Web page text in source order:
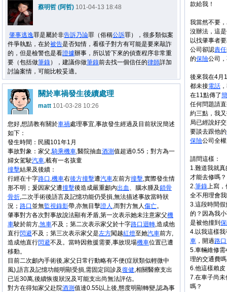
款給我！
我當然不要
沒辦法，這
以找肇事者
公司卻認責任
的保險公司
後來我在4月
都未接電話
在11點傳了
任何問題請
約三點，我
局已經說好
要談去跟他的
保險公司全
請問這樣：
1.難道我就
才能去修嗎？
2.筆錄上寫，
全不用理會
3.這段時間
的？因為我
是被他撞到
4.以我這樣我
車 ，開過路口
5.車輛維修
理的交通費
6.他這樣賴
7.在車子尚
嗎？
蔡明哲 (阿哲) 101-04-13 18:48
肇事逃逸罪是屬於非告訴乃論罪（俗稱公訴罪），很多類似案
件爭執點，在於被告是否知情，看樣子對方有可能是要來敲詐
的，但是檢警也是看證據辦事，所以皆下來的偵查程序非常重
要（包括做筆錄），建議你做筆錄前去找一個信任的律師詳加
討論案情，可能比較妥適。
關於車禍發生後續處理
matt 101-03-28 10:26
您好,想請教有關於車禍處理事宜,事故發生經過及目前狀況簡述
如下：
發生時間：民國101年1月
事故對象：家父,騎乘機車,醫院抽血酒測值超過0.55；對方為一
婦女駕駛汽車,載有一名孩童
撞擊結果及後續：
行經在十字路口 ,機車右後方撞擊遭汽車左前方撞擊,實際發生情
形不明；爰因家父遭撞擊後造成嚴重顱內出血 、腦水腫及鎖骨
骨折,二次手術後語言及記憶功能仍受損,無法描述事故當時狀
況； 路口並無監視錄影帶,亦無目擊證人 ,而對方無人傷亡。
肇事對方各次對事故說法顯有矛盾,第一次表示她未注意家父機
車駛於前方,煞車不及；第二次表示家父於十字路口迴轉,造成他
直行閃避不及；第三次表示家父是左方闖越紅燈至她汽車前方,
造成他直行閃避不及。當時因救援需要,事故現場機車位置已遭
移動。
目前二次顱內手術後,家父日常行動略有不便(症狀類似輕微中
風),語言及記憶功能明顯受損,需固定回診及復健,相關醫療支出
已近30萬,後續恢復狀況及可能支出尚無法評估。
對方在得知家父赴院酒測值達0.55以上後,態度明顯轉變,認為事